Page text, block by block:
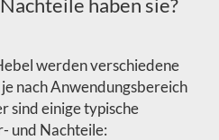
haben sie?
werden verschiedene
nach Anwendungsbereich
sind einige typische
und Nachteile: